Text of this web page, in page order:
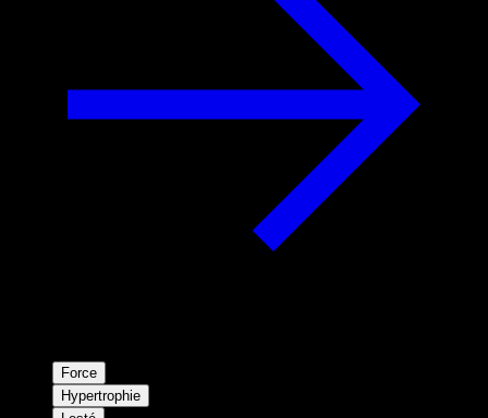
Force
Hypertrophie